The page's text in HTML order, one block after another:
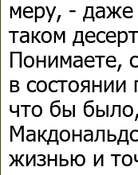
меру, - даже
таком
Понимаете,
в
что бы
жизнью и